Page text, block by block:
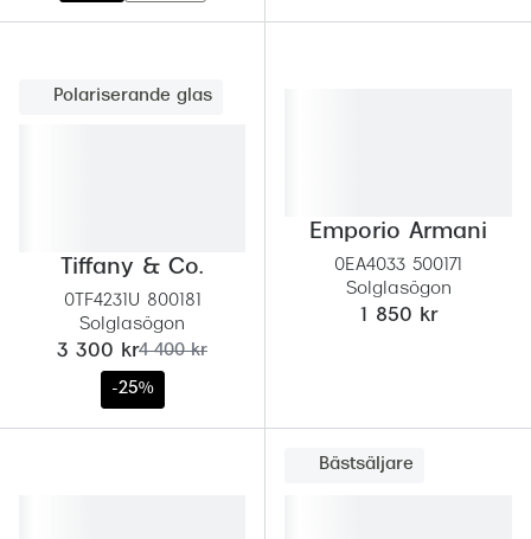
Polariserande glas
Tiffany & Co.
0TF4231U 800181
Solglasögon
nu:
3 300 krtidigare pris:
4 400 kr
-25%
Emporio Armani
0EA4033 500171
Solglasögon
1 850 kr
Bästsäljare